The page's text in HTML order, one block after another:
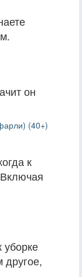
он
(40+)
к
уборке
другое,